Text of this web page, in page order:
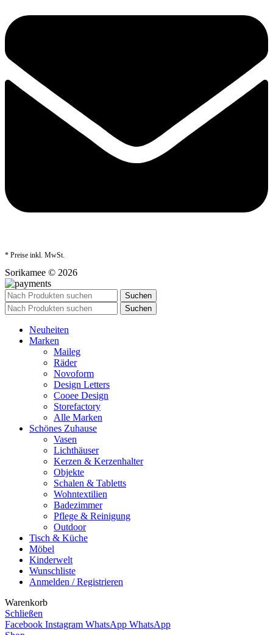
* Preise inkl. MwSt.
Sorikamee © 2026
Suchen
Suchen
Neuheiten
Marken
Maileg
Räder
Novoform
Design Letters
Cooee Design
Storefactory
Alle Marken
Schönes Zuhause
Vasen
Lichthäuser
Kerzen & Kerzenhalter
Objekte
Schalen & Tabletts
Wohntextilien
Badezimmer
Pflege & Reinigung
Outdoor
Tisch & Küche
Möbel
Kinderwelt
Wunschliste
Anmelden / Registrieren
Warenkorb
Schließen
Facebook Instagram WhatsApp WhatsApp